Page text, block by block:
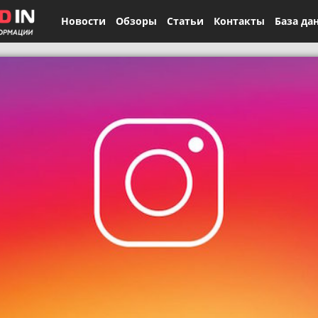
Новости Обзоры Статьи Контакты База